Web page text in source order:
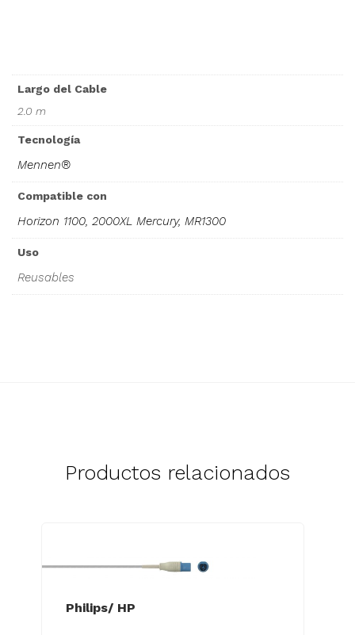
Largo del Cable
2.0 m
Tecnología
Mennen®
Compatible con
Horizon 1100, 2000XL Mercury, MR1300
Uso
Reusables
Productos relacionados
Philips/ HP